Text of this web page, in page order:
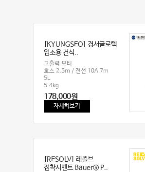
[KYUNGSEO] 경서글로텍
업소용 건식..
고출력 모터
호스 2.5m / 전선 10A 7m
5L
5.4kg
178,000원
자세히보기
[RESOLV] 레졸브
접착시멘트 Bauer® P..